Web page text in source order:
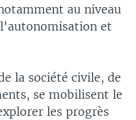
au niveau
et
la société civile, de
se mobilisent le
les progrès